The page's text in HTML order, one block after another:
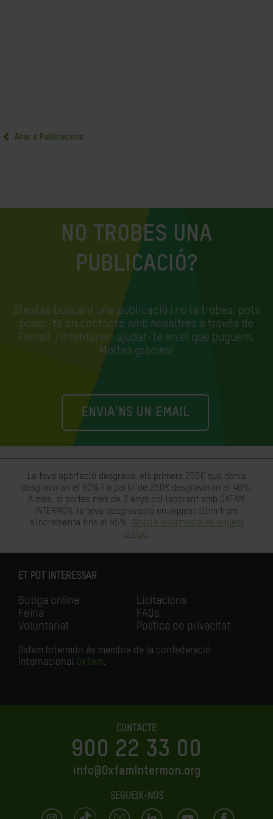
Anar a Publicacions
NO TROBES UNA
PUBLICACIÓ?
Si estàs buscant una publicació i no la trobes, pots
posar-te en contacte amb nosaltres a través de
l'email i intentarem ajudar-te en el que puguem.
Moltes gràcies!
ENVIA'NS UN EMAIL
La teva aportació desgrava: els primers 250€ que donis
desgravaran el 80% i a partir de 250€ desgravaran el 40%.
A més, si portes més de 3 anys col·laborant amb OXFAM
INTERMÓN, la teva desgravació en aquest últim tram
s'incrementa fins al 45%. Amplia informació en aquest
enllaç.
ET POT INTERESSAR
Botiga online
Feina
Voluntariat
Licitacions
FAQs
Política de privacitat
Oxfam Intermón és membre de la confederació
internacional Oxfam.
CONTACTE
900 22 33 00
info@OxfamIntermon.org
SEGUEIX-NOS